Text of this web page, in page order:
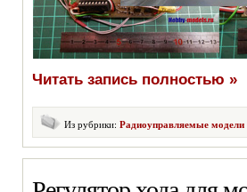
Читать запись полностью »
Из рубрики: Радиоуправляемые модели